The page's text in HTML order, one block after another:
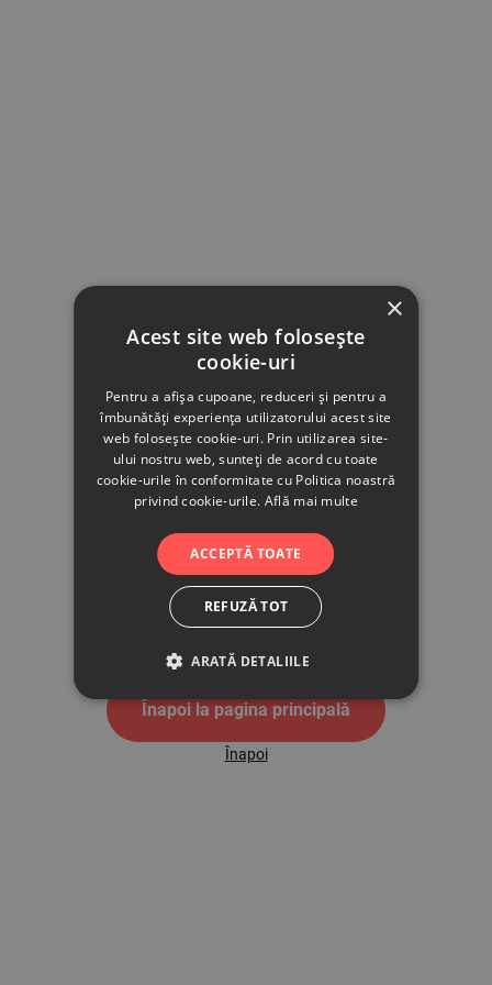
500
Înapoi la pagina principală
Înapoi
×
Acest site web folosește
cookie-uri
Pentru a afișa cupoane, reduceri și pentru a
îmbunătăți experiența utilizatorului acest site
web folosește cookie-uri. Prin utilizarea site-
ului nostru web, sunteți de acord cu toate
cookie-urile în conformitate cu Politica noastră
privind cookie-urile. Află mai multe
ACCEPTĂ TOATE
REFUZĂ TOT
ARATĂ DETALIILE